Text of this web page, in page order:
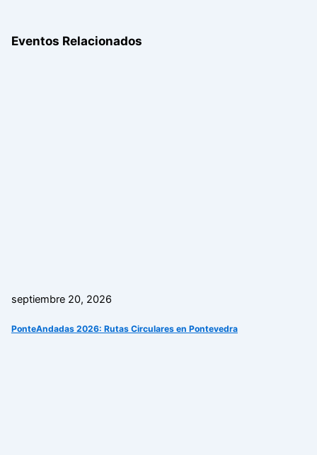
Eventos Relacionados
septiembre 20, 2026
PonteAndadas 2026: Rutas Circulares en Pontevedra